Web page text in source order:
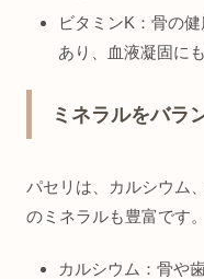
ビタミンK：骨の
あり、血液凝固に
ミネラルをバラ
パセリは、カルシウム
のミネラルも豊富です。
カルシウム：骨や